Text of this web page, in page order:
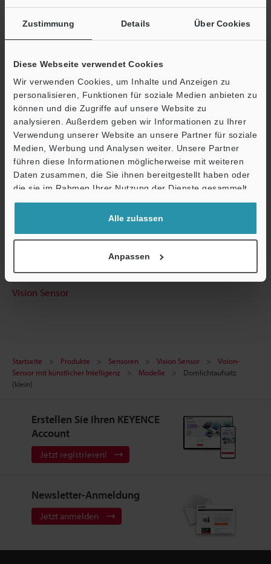
Zustimmung Details Über Cookies
Diese Webseite verwendet Cookies
Wir verwenden Cookies, um Inhalte und Anzeigen zu
personalisieren, Funktionen für soziale Medien anbieten zu
können und die Zugriffe auf unsere Website zu
analysieren. Außerdem geben wir Informationen zu Ihrer
Verwendung unserer Website an unsere Partner für soziale
Medien, Werbung und Analysen weiter. Unsere Partner
führen diese Informationen möglicherweise mit weiteren
Daten zusammen, die Sie ihnen bereitgestellt haben oder
die sie im Rahmen Ihrer Nutzung der Dienste gesammelt
haben.
Alle zulassen
Anpassen
Technische Leitfäden
Datenblatt (PDF)
CAD / CAE
Handbücher
Terminwunsch
Testgerät anfordern
Vision Sensor
Startseite Produkte Sensoren Vision Sensor
Vision-
Sensor mit künstlicher Intelligenz
Modelle
Domlichtaufsatz
(klein)
Erstellen Sie Ihren KEYENCE
Account
Jetzt registrieren!
Newsletter-Anmeldung
Jetzt anmelden
Support